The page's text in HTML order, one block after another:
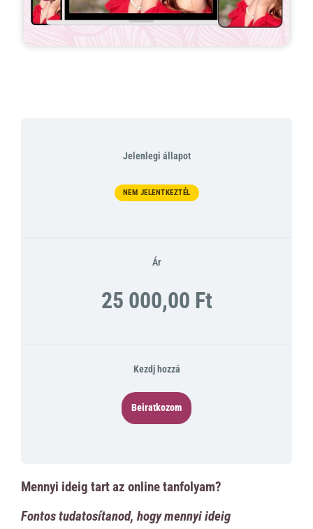
Jelenlegi állapot
NEM JELENTKEZTÉL
Ár
25 000,00 Ft
Kezdj hozzá
Beiratkozom
Mennyi ideig tart az online tanfolyam?
Fontos tudatosítanod, hogy mennyi ideig